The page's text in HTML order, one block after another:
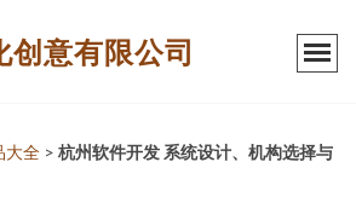
创意有限公司
大全 > 杭州软件开发 系统设计、机构选择与